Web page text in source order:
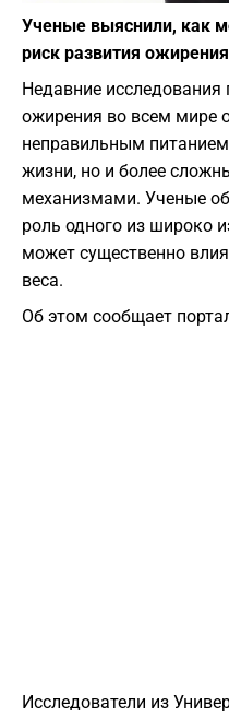
Ученые выяснили, как
риск развития
Недавние исследования
ожирения во всем мире
неправильным
жизни, но и более
механизмами. Ученые
роль одного из широко
может существенно
веса.
Об этом сообщает
Исследователи из